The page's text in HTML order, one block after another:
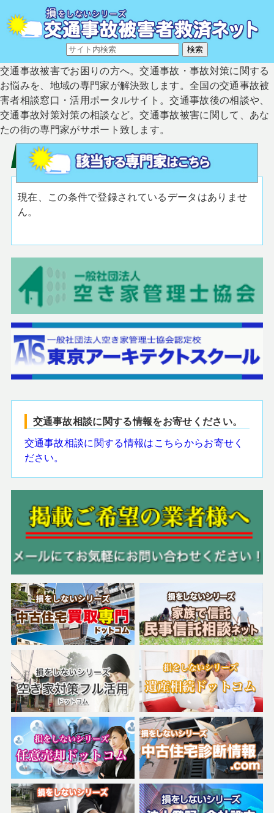
交通事故被害でお困りの方へ。交通事故・事故対策に関する
お悩みを、地域の専門家が解決致します。全国の交通事故被
害者相談窓口・活用ポータルサイト。交通事故後の相談や、
交通事故対策対策の相談など。交通事故被害に関して、あな
たの街の専門家がサポート致します。
現在、この条件で登録されているデータはありませ
ん。
交通事故相談に関する情報をお寄せください。
交通事故相談に関する情報はこちらからお寄せく
ださい。